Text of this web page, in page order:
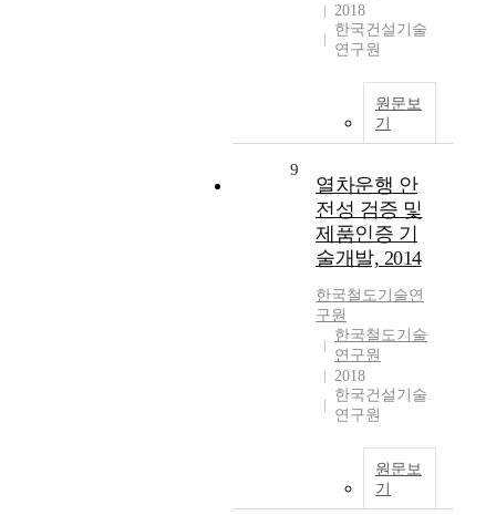
2018
한국건설기술
연구원
원문보
기
9
열차운행 안
전성 검증 및
제품인증 기
술개발, 2014
한국철도기술연
구원
한국철도기술
연구원
2018
한국건설기술
연구원
원문보
기